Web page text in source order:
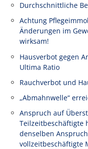
Durchschnittliche
Achtung
Änderungen im
wirksam!
Hausverbot gegen
Ultima Ratio
Rauchverbot und
„Abmahnwelle“
Anspruch auf
Teilzeitbeschäftigte
denselben
vollzeitbeschäftigte